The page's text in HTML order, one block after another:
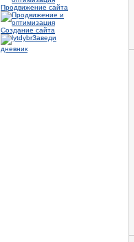
Продвижение сайта
Создание сайта
Заведи
дневник